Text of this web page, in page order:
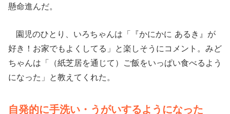
懸命進んだ。
園児のひとり、いろちゃんは「『かにかに あるき』が
好き！お家でもよくしてる」と楽しそうにコメント。みど
ちゃんは「（紙芝居を通じて）ご飯をいっぱい食べるよう
になった」と教えてくれた。
自発的に手洗い・うがいするようになった